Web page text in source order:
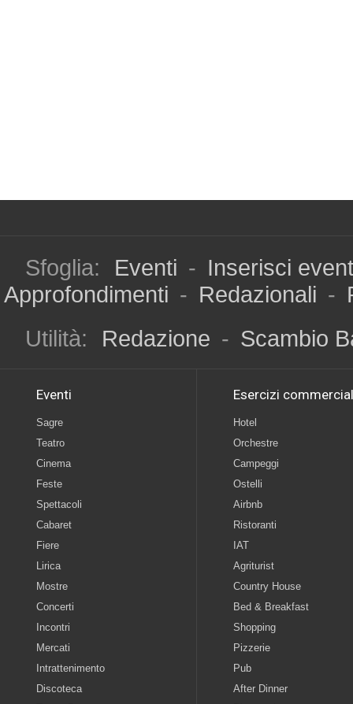
Sfoglia: Eventi - Inserisci
Approfondimenti - Redazionali -
Utilità:
Redazione - Scambio
Eventi
Sagre
Teatro
Cinema
Feste
Spettacoli
Cabaret
Fiere
Lirica
Mostre
Concerti
Incontri
Mercati
Intrattenimento
Discoteca
Esercizi
Hotel
Orchestre
Campeggi
Ostelli
Airbnb
Ristoranti
IAT
Agriturist
Country House
Bed & Breakfast
Shopping
Pizzerie
Pub
After Dinner